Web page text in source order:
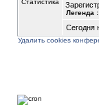
Легенда
Сегодня
Удалить cookies